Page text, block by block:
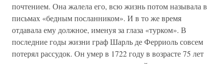
почтением. Она жалела его, всю жизнь потом называла в
письмах «бедным посланником». И в то же время
отдавала ему должное, именуя за глаза «турком». В
последние годы жизни граф Шарль де Ферриоль совсем
потерял рассудок. Он умер в 1722 году в возрасте 75 лет